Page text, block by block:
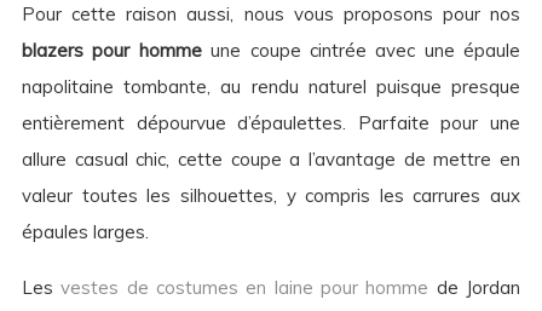
Pour cette raison aussi, nous vous proposons pour nos
blazers pour hommeune coupe cintrée avec une épaule
napolitaine tombante, au rendu naturel puisque presque
entièrement dépourvue d’épaulettes. Parfaite pour une
allure casual chic, cette coupe a l’avantage de mettre en
valeur toutes les silhouettes, y compris les carrures aux
épaules larges.
Lesvestes de costumes en laine pour homme de Jordan